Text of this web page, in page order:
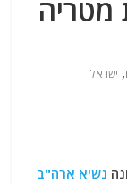
, ישראל
נשיא ארה"ב